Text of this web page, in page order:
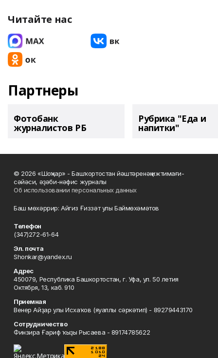
Читайте нас
Партнеры
Фотобанк
журналистов РБ
Рубрика "Еда и
напитки"
© 2026 «Шоңҡар» - Башҡортостан йәштәренәң ижтимағи-
сәйәси, әҙәби-нәфис журналы
Об использовании персональных данных
Баш мөхәррир: Айгиз Ғиззәт улы Баймөхәмәтов
Телефон
(347)272-61-64
Эл. почта
Shonkar@yandex.ru
Адрес
450079, Республика Башкортостан, г. Уфа, ул. 50 летия
Октября, 13, каб. 910
Приемная
Венер Айҙар улы Исхаҡов (яуаплы сәркәтип) - 89279443170
Сотрудничество
Финзира Ғариф ҡыҙы Рысаева - 89174785622